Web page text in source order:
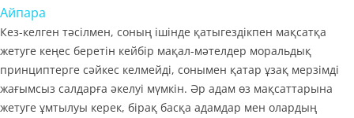
Айпара
Кез-келген тәсілмен, соның ішінде қатыгездікпен мақсатқа
жетуге кеңес беретін кейбір мақал-мәтелдер моральдық
принциптерге сәйкес келмейді, сонымен қатар ұзақ мерзімді
жағымсыз салдарға әкелуі мүмкін. Әр адам өз мақсаттарына
жетуге ұмтылуы керек, бірақ басқа адамдар мен олардың